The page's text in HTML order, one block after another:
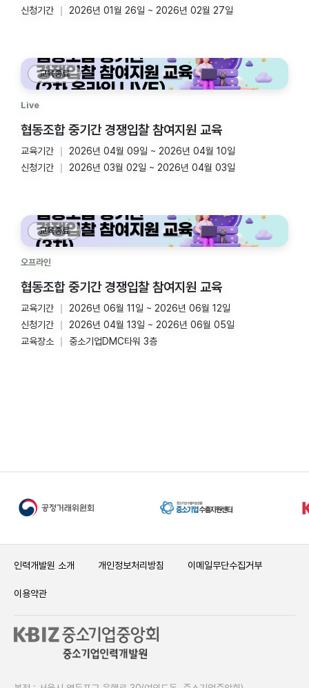
신청기간
2026년 01월 26일 ~ 2026년 02월 27일
교육종료
Live
협동조합 중기간 경쟁입찰 참여지원 교육
교육기간
2026년 04월 09일 ~ 2026년 04월 10일
신청기간
2026년 03월 02일 ~ 2026년 04월 03일
교육종료
오프라인
협동조합 중기간 경쟁입찰 참여지원 교육
교육기간
2026년 06월 11일 ~ 2026년 06월 12일
신청기간
2026년 04월 13일 ~ 2026년 06월 05일
교육장소
중소기업DMC타워 3층
인력개발원 소개 개인정보처리방침 이메일무단수집거부
이용약관